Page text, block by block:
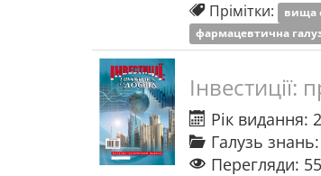
Прімітки: вища
фармацевтична
Інвестиції:
Рік видання:
Галузь знань:
Перегляди: